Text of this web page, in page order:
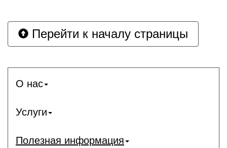
Перейти к началу страницы
О нас
Услуги
Полезная информация